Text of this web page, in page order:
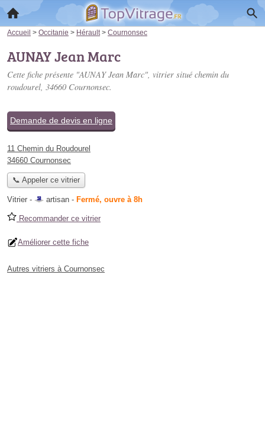
Accueil > Occitanie > Hérault > Cournonsec
AUNAY Jean Marc
Cette fiche présente "AUNAY Jean Marc", vitrier situé chemin du
roudourel, 34660 Cournonsec.
Demande de devis en ligne
11 Chemin du Roudourel
34660 Cournonsec
📞 Appeler ce vitrier
Vitrier - artisan - Fermé, ouvre à 8h
Recommander ce vitrier
Améliorer cette fiche
Autres vitriers à Cournonsec